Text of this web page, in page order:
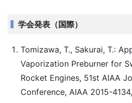
学会発表（国際）
Tomizawa, T., Sakurai, T.:
Vaporization Preburner for
Rocket Engines, 51st AIAA
Conference, AIAA 2015-